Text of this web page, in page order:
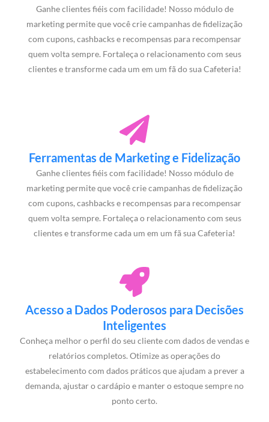
Ganhe clientes fiéis com facilidade! Nosso módulo de
marketing permite que você crie campanhas de fidelização
com cupons, cashbacks e recompensas para recompensar
quem volta sempre. Fortaleça o relacionamento com seus
clientes e transforme cada um em um fã do sua Cafeteria!
Ferramentas de Marketing e Fidelização
Ganhe clientes fiéis com facilidade! Nosso módulo de
marketing permite que você crie campanhas de fidelização
com cupons, cashbacks e recompensas para recompensar
quem volta sempre. Fortaleça o relacionamento com seus
clientes e transforme cada um em um fã sua Cafeteria!
Acesso a Dados Poderosos para Decisões
Inteligentes
Conheça melhor o perfil do seu cliente com dados de vendas e
relatórios completos. Otimize as operações do
estabelecimento com dados práticos que ajudam a prever a
demanda, ajustar o cardápio e manter o estoque sempre no
ponto certo.